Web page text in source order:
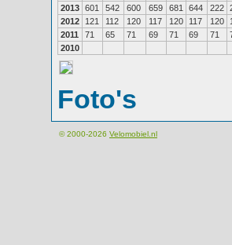
2013 601 542 600 659 681 644 222
2012
121 112 120 117 120 117 120
2011
71 65 71 69 71 69 71
2010
Foto's
© 2000-2026 Velomobiel.nl